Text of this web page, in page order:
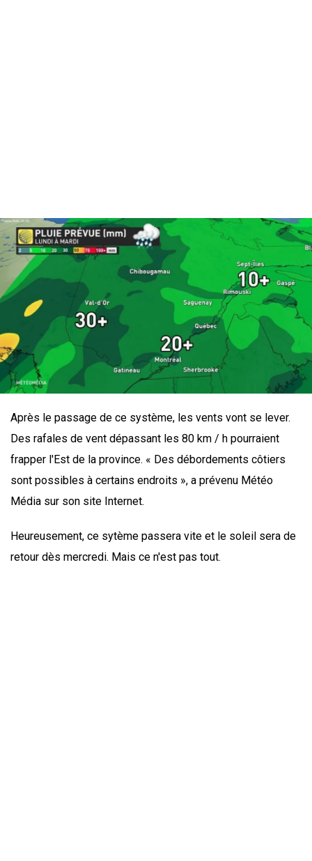
Après le passage de ce système, les vents vont se lever.
Des rafales de vent dépassant les 80 km / h pourraient
frapper l'Est de la province. « Des débordements côtiers
sont possibles à certains endroits », a prévenu Météo
Média sur son site Internet.
Heureusement, ce sytème passera vite et le soleil sera de
retour dès mercredi. Mais ce n'est pas tout.